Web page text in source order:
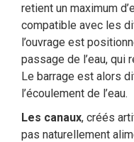
retient un maximum
compatible avec les
l’ouvrage est
passage de l’eau, qui
Le barrage est alors
l’écoulement de l’eau.
Les canaux, créés
pas naturellement